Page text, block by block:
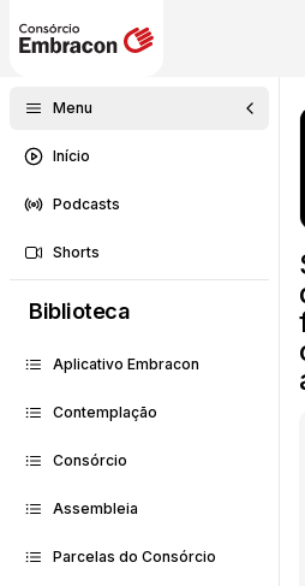
Menu
Início
Podcasts
Shorts
Biblioteca
Aplicativo Embracon
Contemplação
Consórcio
Assembleia
Parcelas do Consórcio